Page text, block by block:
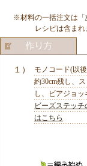
※材料の一括注文は「
レシピは含ま
１）
モノコード(以
約30cm残し、
し、ビアジョッ
ビーズステッチ
はこちら